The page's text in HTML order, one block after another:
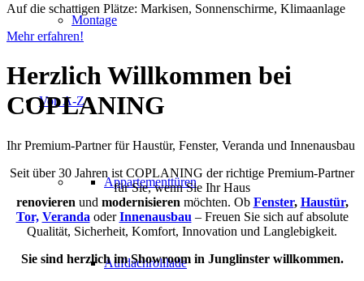
Montage
Von A-Z
Appartementtüren
Aufdachrolllade
Auf die schattigen Plätze: Markisen, Sonnenschirme, Klimaanlage
Mehr erfahren!
Herzlich Willkommen bei
COPLANING
Ihr Premium-Partner für Haustür, Fenster, Veranda und Innenausbau
Seit über 30 Jahren ist COPLANING der richtige Premium-Partner
für Sie, wenn Sie Ihr Haus
renovieren und modernisieren möchten. Ob Fenster, Haustür,
Tor, Veranda oderInnenausbau – Freuen Sie sich auf absolute
Qualität, Sicherheit, Komfort, Innovation und Langlebigkeit.
Sie sind herzlich im Showroom in Junglinster willkommen.